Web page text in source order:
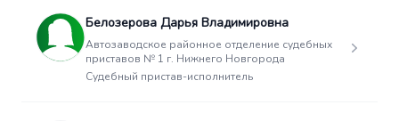
Белозерова Дарья Владимировна
Автозаводское районное отделение судебных
приставов № 1 г. Нижнего Новгорода
Судебный пристав-исполнитель